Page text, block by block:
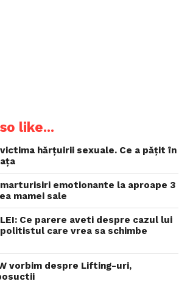
like...
hărțuirii sexuale. Ce a pățit în
emotionante la aproape 3
mamei sale
Ce parere aveti despre cazul lui
politistul care vrea sa schimbe
vorbim despre Lifting-uri,